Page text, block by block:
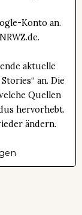
Konto an.
aktuelle
an. Die
Quellen
hervorhebt.
ändern.